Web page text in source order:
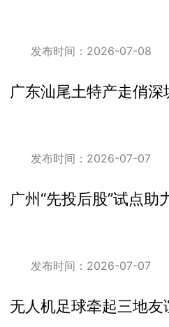
发布时间：2026-07-08
广东汕尾土特产走俏
发布时间：2026-07-07
广州“先投后股”试点助
发布时间：2026-07-07
无人机足球牵起三地